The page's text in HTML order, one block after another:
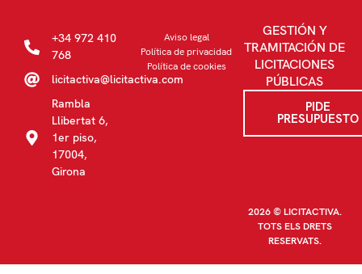
+34 972 410
768
licitactiva@licitactiva.com
Rambla
Llibertat 6,
1er piso,
17004,
Girona
Aviso legal
Política de privacidad
Política de cookies
GESTIÓN Y
TRAMITACIÓN DE
LICITACIONES
PÚBLICAS
PIDE
PRESUPUESTO
2026 © LICITACTIVA.
TOTS ELS DRETS
RESERVATS.